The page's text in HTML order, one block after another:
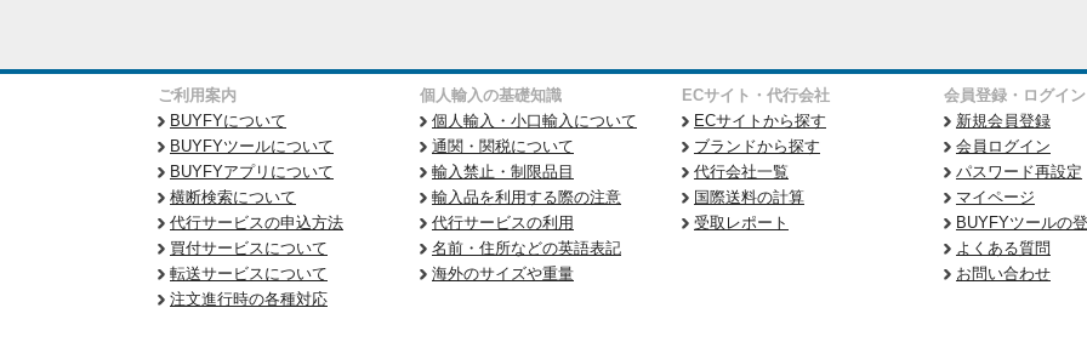
ご利用案内
BUYFYについて
BUYFYツールについて
BUYFYアプリについて
横断検索について
代行サービスの申込方法
買付サービスについて
転送サービスについて
注文進行時の各種対応
個人輸入の基礎知識
個人輸入・小口輸入について
通関・関税について
輸入禁止・制限品目
輸入品を利用する際の注意
代行サービスの利用
名前・住所などの英語表記
海外のサイズや重量
ECサイト・代行会社
ECサイトから探す
ブランドから探す
代行会社一覧
国際送料の計算
受取レポート
会員登録・ログイン
新規会員登録
会員ログイン
パスワード再設定
マイページ
BUYFYツールの
よくある質問
お問い合わせ